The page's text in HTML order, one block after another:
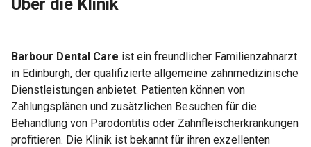
Über die Klinik
Barbour Dental Care ist ein freundlicher Familienzahnarzt
in Edinburgh, der qualifizierte allgemeine zahnmedizinische
Dienstleistungen anbietet. Patienten können von
Zahlungsplänen und zusätzlichen Besuchen für die
Behandlung von Parodontitis oder Zahnfleischerkrankungen
profitieren. Die Klinik ist bekannt für ihren exzellenten